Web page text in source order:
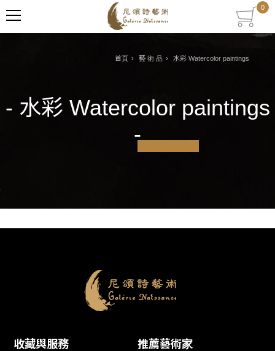
0
MENU
- 水彩 Watercolor paintings
-
首頁 藝 術 品 水彩 Watercolor paintings
收藏與服務 推薦藝術家